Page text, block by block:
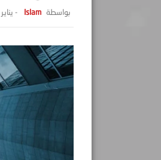
Islam
- يناير 5, 2025